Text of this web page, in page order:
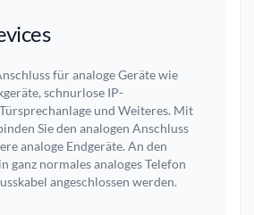
für analoge Geräte wie
schnurlose IP-
und Weiteres. Mit
Sie den analogen Anschluss
analoge Endgeräte. An den
ganz normales analoges Telefon
angeschlossen werden.